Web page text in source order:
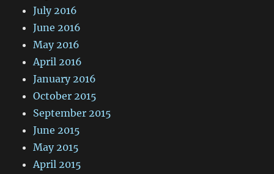
July 2016
June 2016
May 2016
April 2016
January 2016
October 2015
September 2015
June 2015
May 2015
April 2015